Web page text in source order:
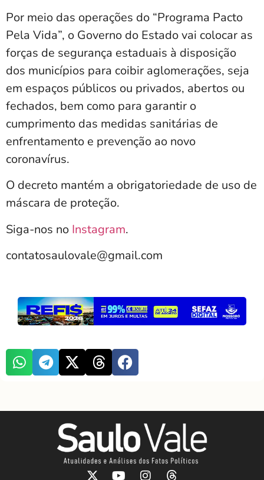
Por meio das operações do “Programa Pacto
Pela Vida”, o Governo do Estado vai colocar as
forças de segurança estaduais à disposição
dos municípios para coibir aglomerações, seja
em espaços públicos ou privados, abertos ou
fechados, bem como para garantir o
cumprimento das medidas sanitárias de
enfrentamento e prevenção ao novo
coronavírus.
O decreto mantém a obrigatoriedade de uso de
máscara de proteção.
Siga-nos no Instagram.
contatosaulovale@gmail.com